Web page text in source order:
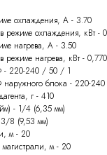
охлаждения, А - 3.70
режиме охлаждения, кВт -
нагрева, А - 3.50
режиме нагрева, кВт -
- 220-240 / 50 / 1
наружного блока - 220-
г - 410
- 1/4 (6,35 мм)
3/8 (9,53 мм)
м - 20
м - 20